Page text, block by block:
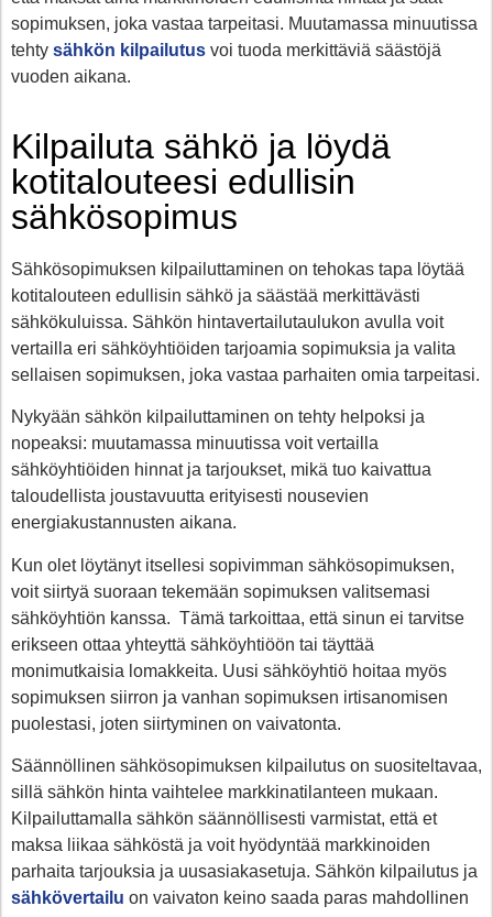
sopimuksen, joka vastaa tarpeitasi. Muutamassa minuutissa
tehty sähkön kilpailutus voi tuoda merkittäviä säästöjä
vuoden aikana.
Kilpailuta sähkö ja löydä
kotitalouteesi edullisin
sähkösopimus
Sähkösopimuksen kilpailuttaminen on tehokas tapa löytää
kotitalouteen edullisin sähkö ja säästää merkittävästi
sähkökuluissa. Sähkön hintavertailutaulukon avulla voit
vertailla eri sähköyhtiöiden tarjoamia sopimuksia ja valita
sellaisen sopimuksen, joka vastaa parhaiten omia tarpeitasi.
Nykyään sähkön kilpailuttaminen on tehty helpoksi ja
nopeaksi: muutamassa minuutissa voit vertailla
sähköyhtiöiden hinnat ja tarjoukset, mikä tuo kaivattua
taloudellista joustavuutta erityisesti nousevien
energiakustannusten aikana.
Kun olet löytänyt itsellesi sopivimman sähkösopimuksen,
voit siirtyä suoraan tekemään sopimuksen valitsemasi
sähköyhtiön kanssa. Tämä tarkoittaa, että sinun ei tarvitse
erikseen ottaa yhteyttä sähköyhtiöön tai täyttää
monimutkaisia lomakkeita. Uusi sähköyhtiö hoitaa myös
sopimuksen siirron ja vanhan sopimuksen irtisanomisen
puolestasi, joten siirtyminen on vaivatonta.
Säännöllinen sähkösopimuksen kilpailutus on suositeltavaa,
sillä sähkön hinta vaihtelee markkinatilanteen mukaan.
Kilpailuttamalla sähkön säännöllisesti varmistat, että et
maksa liikaa sähköstä ja voit hyödyntää markkinoiden
parhaita tarjouksia ja uusasiakasetuja. Sähkön kilpailutus ja
sähkövertailu on vaivaton keino saada paras mahdollinen